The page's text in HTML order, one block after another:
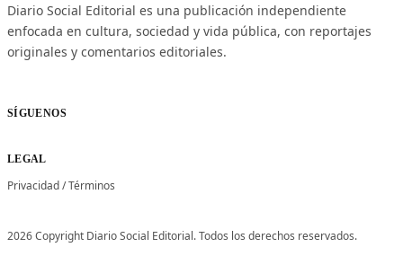
Diario Social Editorial es una publicación independiente
enfocada en cultura, sociedad y vida pública, con reportajes
originales y comentarios editoriales.
SÍGUENOS
LEGAL
Privacidad/Términos
2026 Copyright Diario Social Editorial. Todos los derechos reservados.